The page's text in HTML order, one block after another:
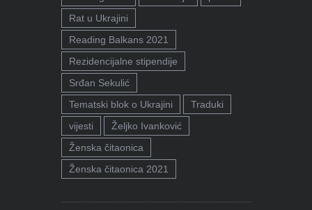
Rat u Ukrajini
Reading Balkans 2021
Rezidencijalne stipendije
Srđan Sekulić
Tematski blok o Ukrajini
Traduki
vijesti
Željko Ivanković
Ženska čitaonica
Ženska čitaonica 2021